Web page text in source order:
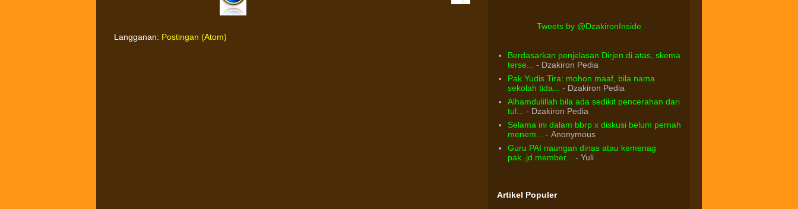
Langganan: Postingan (Atom)
Tweets by @DzakironInside
Berdasarkan penjelasan Dirjen di atas, skema
terse...
- Dzakiron Pedia
Pak Yudis Tira: mohon maaf, bila nama
sekolah tida...
- Dzakiron Pedia
Alhamdulillah bila ada sedikit pencerahan dari
tul...
- Dzakiron Pedia
Selama ini dalam bbrp x diskusi belum pernah
menem...
- Anonymous
Guru PAI naungan dinas atau kemenag
pak..jd member...
- Yuli
Artikel Populer